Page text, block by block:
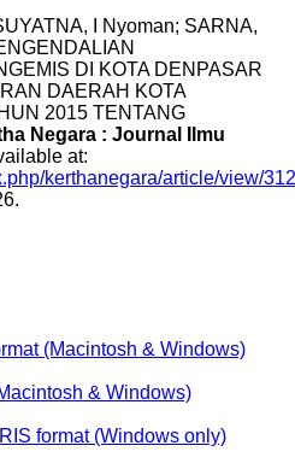
I Nyoman; SARNA,
DI KOTA DENPASAR
DAERAH KOTA
2015 TENTANG
Negara : Journal Ilmu
at:
kerthanegara/article/view/
(Macintosh & Windows)
& Windows)
format (Windows only)